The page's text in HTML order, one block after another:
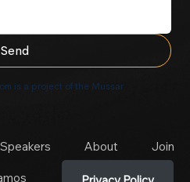
Send
is a project of the Mussar
About Join